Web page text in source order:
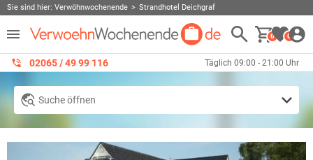
Sie sind hier: Verwöhnwochenende Strandhotel Deichgraf
0 0
02065 / 49 ‌99 116 Täglich 09:00 - 21:00 Uhr
Suche öffnen